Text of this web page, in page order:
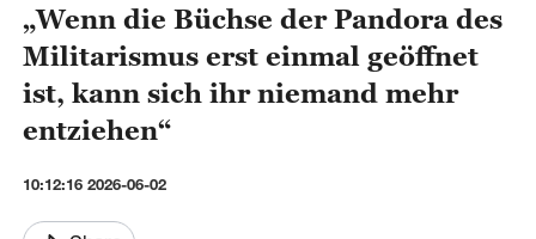
„Wenn die Büchse der Pandora des
Militarismus erst einmal geöffnet
ist, kann sich ihr niemand mehr
entziehen“
10:12:16 2026-06-02